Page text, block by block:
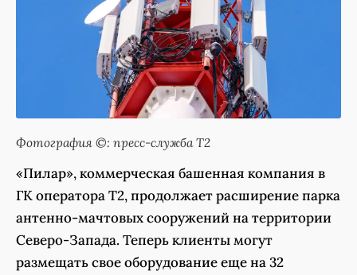
Фотография ©: пресс-служба T2
«Пилар», коммерческая башенная компания в
ГК оператора Т2, продолжает расширение парка
антенно-мачтовых сооружений на территории
Северо-Запада. Теперь клиенты могут
размещать свое оборудование еще на 32